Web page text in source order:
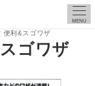
MENU
利&スゴワザ
ゴワザ